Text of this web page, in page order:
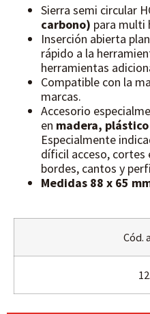
Sierra semi circular
carbono) para multi
Inserción abierta
rápido a la
herramientas
Compatible con la
marcas.
Accesorio
en madera,
Especialmente
díficil acceso, cortes
bordes, cantos y
Medidas 88 x 65
Cód.